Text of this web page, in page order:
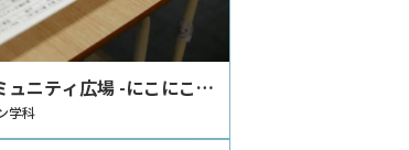
ュニティ広場 -にこにこラ
学科